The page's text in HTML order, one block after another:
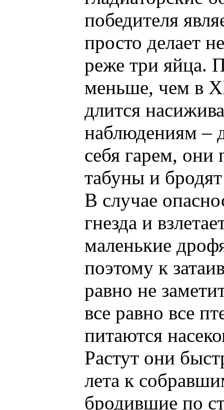
победителя
просто делает
реже три яйца.
меньше, чем в
длится
наблюдениям –
себя гарем, они
табуны и
В случае
гнезда и
маленькие
поэтому к
равно не
все равно все
питаются
Растут они
лета к
бродившие по